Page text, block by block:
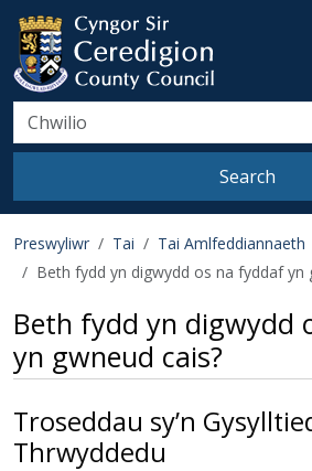
Skip to main content
Ceredigion County
Search
Search
Preswyliwr Tai Tai Amlfeddiannaeth
Beth fydd yn digwydd os na fyddaf yn
Beth fydd yn digwydd
yn gwneud cais?
Troseddau sy’n
Thrwyddedu